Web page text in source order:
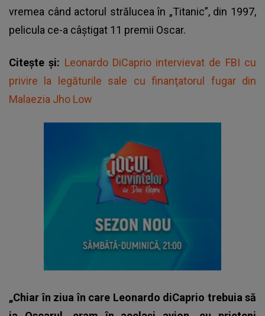
vremea când actorul strălucea în „Titanic”, din 1997,
pelicula ce-a câștigat 11 premii Oscar.
Citește și: Leonardo DiCaprio intervievat de FBI cu
privire la legăturile sale cu finanţatorul fugar din
Malaezia Jho Low
„Chiar în ziua în care Leonardo diCaprio trebuia să